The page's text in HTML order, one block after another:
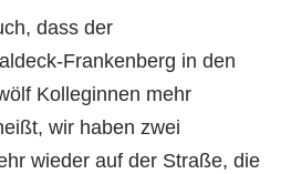
dass der
Frankenberg in den
Kolleginnen mehr
wir haben zwei
wieder auf der Straße, die